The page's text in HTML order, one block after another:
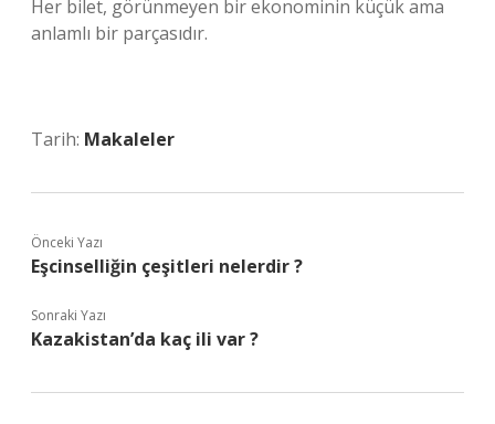
Her bilet, görünmeyen bir ekonominin küçük ama
anlamlı bir parçasıdır.
Tarih: Makaleler
Önceki Yazı
Eşcinselliğin çeşitleri nelerdir ?
Sonraki Yazı
Kazakistan’da kaç ili var ?